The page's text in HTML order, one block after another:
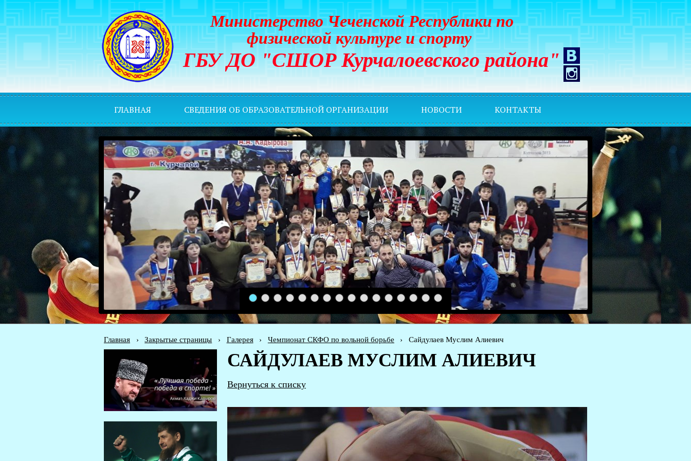
Министерство Чеченской Республики по
ГБУ ДО "СШОР Курчалоевского района"
физической культуре и спорту
ГЛАВНАЯ СВЕДЕНИЯ ОБ ОБРАЗОВАТЕЛЬНОЙ ОРГАНИЗАЦИИ НОВОСТИ КОНТАКТЫ
1 2 3 4 5 6 7 8 9 10 11 12 13 14 15 16
Главная › Закрытые страницы › Галерея › Чемпионат СКФО по вольной борьбе › Сайдулаев Муслим Алиевич
САЙДУЛАЕВ МУСЛИМ АЛИЕВИЧ
Вернуться к списку